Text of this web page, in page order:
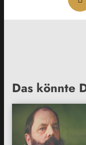
Das könnte